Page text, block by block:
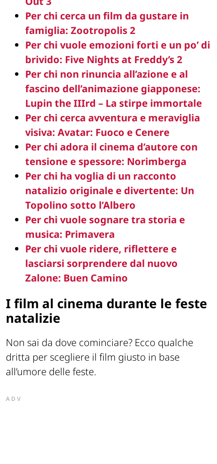
Per chi cerca un film da gustare in
famiglia: Zootropolis 2
Per chi vuole emozioni forti e un po’ di
brivido: Five Nights at Freddy’s 2
Per chi non rinuncia all’azione e al
fascino dell’animazione giapponese:
Lupin the IIIrd – La stirpe immortale
Per chi cerca avventura e meraviglia
visiva: Avatar: Fuoco e Cenere
Per chi adora il cinema d’autore con
tensione e spessore: Norimberga
Per chi ha voglia di un racconto
natalizio originale e divertente: Un
Topolino sotto l’Albero
Per chi vuole sognare tra storia e
musica: Primavera
Per chi vuole ridere, riflettere e
lasciarsi sorprendere dal nuovo
Zalone: Buen Camino
I film al cinema durante le feste
natalizie
Non sai da dove cominciare? Ecco qualche
dritta per scegliere il film giusto in base
all’umore delle feste.
ADV